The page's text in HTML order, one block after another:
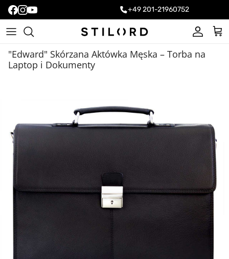
+49 201-21960752
Konto
"Edward" Skórzana Aktówka Męska – Torba na
Laptop i Dokumenty